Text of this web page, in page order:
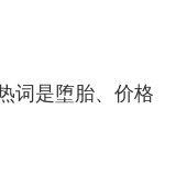
词是堕胎、价格